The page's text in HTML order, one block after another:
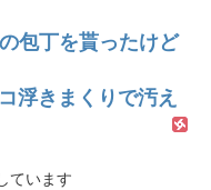
包丁を貰ったけど
浮きまくりで汚え
ています